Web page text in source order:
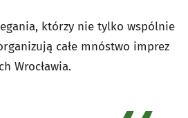
którzy nie tylko wspólnie
całe mnóstwo imprez
Wrocławia.